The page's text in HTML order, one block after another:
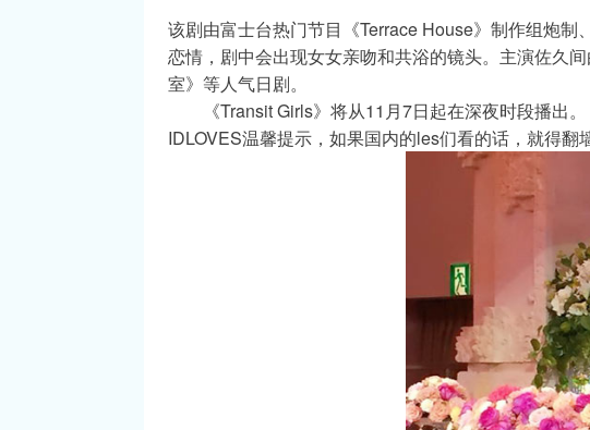
该剧由富士台热门节目《Terrace House》制作组炮
恋情，剧中会出现女女亲吻和共浴的镜头。主演佐久
室》等人气日剧。
《Transit Girls》将从11月7日起在深夜时段播出。
IDLOVES温馨提示，如果国内的les们看的话，就得翻